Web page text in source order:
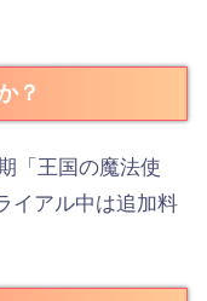
？
「王国の魔法使
イアル中は追加料